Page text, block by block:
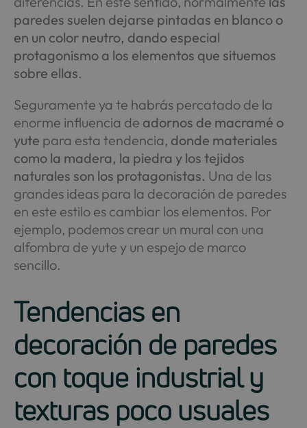
paredes suelen dejarse pintadas en blanco o
en un color neutro, dando especial
protagonismo a los elementos que situemos
sobre ellas.
Seguramente ya te habrás percatado de la
enorme influencia de adornos de macramé o
yute para esta tendencia, donde materiales
como la madera, la piedra y los tejidos
naturales son los protagonistas. Una de las
grandes ideas para la decoración de paredes
en este estilo es cambiar los elementos. Por
ejemplo, podemos crear un mural con una
alfombra de yute y un espejo de marco
sencillo.
Tendencias en
decoración de paredes
con toque industrial y
texturas poco usuales